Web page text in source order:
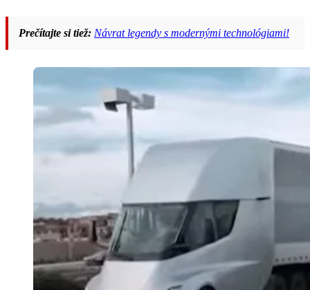
Prečítajte si tiež: Návrat legendy s modernými technológiami!